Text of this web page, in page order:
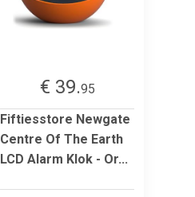
€ 39.95
Fiftiesstore Newgate
Centre Of The Earth
LCD Alarm Klok - Or...